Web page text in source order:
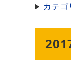
カテゴ